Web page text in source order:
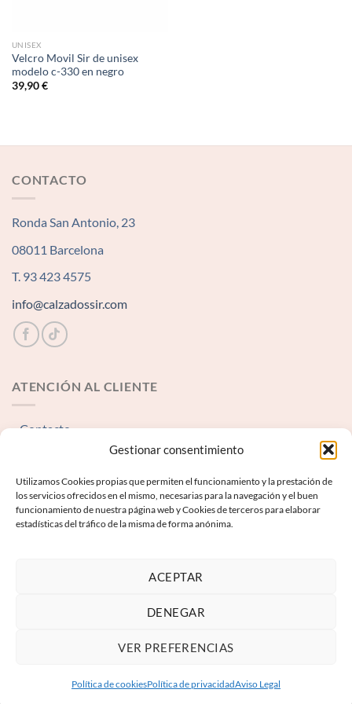
Gestionar consentimiento
Utilizamos Cookies propias que permiten el funcionamiento y la prestación de
los servicios ofrecidos en el mismo, necesarias para la navegación y el buen
funcionamiento de nuestra página web y Cookies de terceros para elaborar
estadísticas del tráfico de la misma de forma anónima.
ACEPTAR
DENEGAR
VER PREFERENCIAS
Política de cookiesPolítica de privacidadAviso Legal
UNISEX
Velcro Movil Sir de unisex
modelo c-330 en negro
39,90€
CONTACTO
Ronda San Antonio, 23
08011 Barcelona
T. 93 423 4575
info@calzadossir.com
ATENCIÓN AL CLIENTE
Contacto
INFORMACIÓN LEGAL
Aviso Legal
Copyright 2026 ©Keyboard Next S.L.